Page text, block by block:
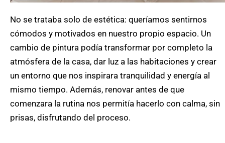
No se trataba solo de estética: queríamos sentirnos
cómodos y motivados en nuestro propio espacio. Un
cambio de pintura podía transformar por completo la
atmósfera de la casa, dar luz a las habitaciones y crear
un entorno que nos inspirara tranquilidad y energía al
mismo tiempo. Además, renovar antes de que
comenzara la rutina nos permitía hacerlo con calma, sin
prisas, disfrutando del proceso.